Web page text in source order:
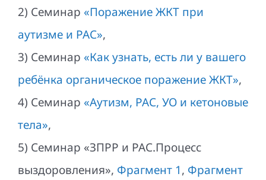
2) Семинар «Поражение ЖКТ при
аутизме и РАС»,
3) Семинар «Как узнать, есть ли у вашего
ребёнка органическое поражение ЖКТ»,
4) Семинар «Аутизм, РАС, УО и кетоновые
тела»,
5) Семинар «ЗПРР и РАС.Процесс
выздоровления», Фрагмент 1, Фрагмент